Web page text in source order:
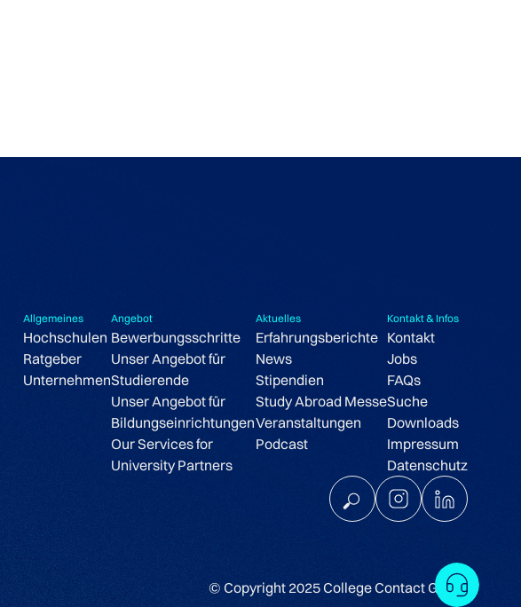
Allgemeines
Hochschulen
Ratgeber
Unternehmen
Angebot
Bewerbungsschritte
Unser Angebot für
Studierende
Unser Angebot für
Bildungseinrichtungen
Our Services for
University Partners
Aktuelles
Erfahrungsberichte
News
Stipendien
Study Abroad Messe
Veranstaltungen
Podcast
Kontakt & Infos
Kontakt
Jobs
FAQs
Suche
Downloads
Impressum
Datenschutz
© Copyright 2025 College Contact GmbH